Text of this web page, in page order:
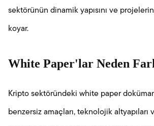
sektörünün dinamik yapısını ve
koyar.
White Paper'lar Neden
Kripto sektöründeki white paper
benzersiz amaçları, teknolojik